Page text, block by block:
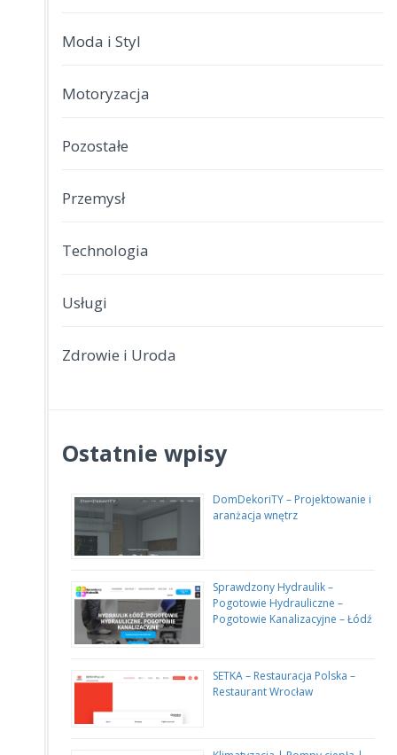
Moda i Styl
Motoryzacja
Pozostałe
Przemysł
Technologia
Usługi
Zdrowie i Uroda
Ostatnie wpisy
DomDekoriTY – Projektowanie i
aranżacja wnętrz
Sprawdzony Hydraulik –
Pogotowie Hydrauliczne –
Pogotowie Kanalizacyjne – Łódź
SETKA – Restauracja Polska –
Restaurant Wrocław